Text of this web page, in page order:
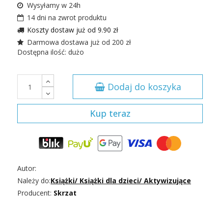
Autor:
Należy do:Książki/ Książki dla dzieci/ Aktywizujące
Producent: Skrzat
Wysyłamy w 24h
14 dni na zwrot produktu
Koszty dostaw już od 9.90 zł
Darmowa dostawa już od 200 zł
Dostępna ilość: dużo
Dodaj do koszyka
Kup teraz